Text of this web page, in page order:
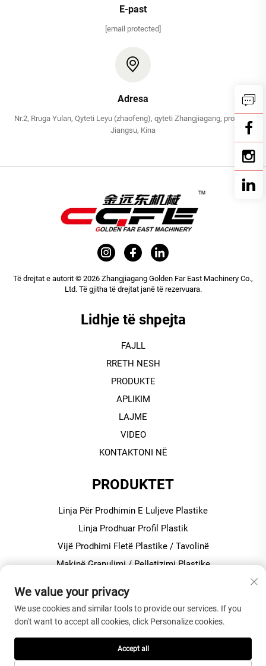
E-past
[email protected]
Adresa
Nr.2, Rruga Yulan, Qyteti Leyu (zhaofeng), qyteti Zhangjiagang, provinca
Jiangsu, Kina
Të drejtat e autorit © 2026 Zhangjiagang Golden Far East Machinery Co.,
Ltd. Të gjitha të drejtat janë të rezervuara.
Lidhje të shpejta
FAJLL
RRETH NESH
PRODUKTE
APLIKIM
LAJME
VIDEO
KONTAKTONI NË
PRODUKTET
Linja Për Prodhimin E Luljeve Plastike
Linja Prodhuar Profil Plastik
Vijë Prodhimi Fletë Plastike / Tavolinë
Makinë Granulimi / Pelletizimi Plastike
Rreth Kompanisë
Politika e privatësisë
We value your privacy
We use cookies and similar tools to provide our services. If you
don't want to accept all cookies, click Personalize cookies.
Accept all